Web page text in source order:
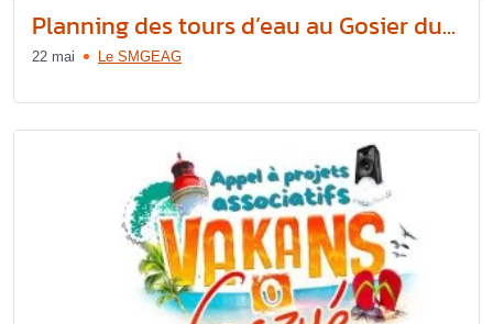
Planning des tours d’eau au Gosier du...
22 mai Le SMGEAG